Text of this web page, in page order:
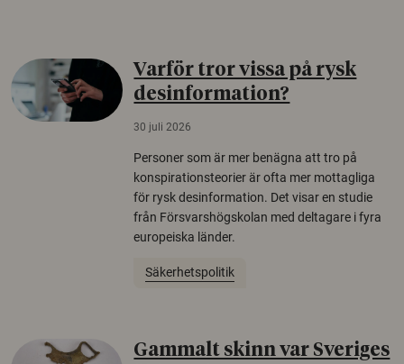
Varför tror vissa på rysk
desinformation?
30 juli 2026
Personer som är mer benägna att tro på
konspirationsteorier är ofta mer mottagliga
för rysk desinformation. Det visar en studie
från Försvarshögskolan med deltagare i fyra
europeiska länder.
Säkerhetspolitik
Gammalt skinn var Sveriges